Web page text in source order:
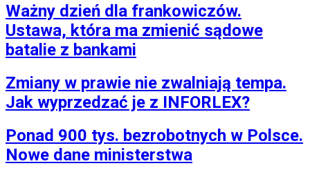
Ważny dzień dla frankowiczów.
Ustawa, która ma zmienić sądowe
batalie z bankami
Zmiany w prawie nie zwalniają tempa.
Jak wyprzedzać je z INFORLEX?
Ponad 900 tys. bezrobotnych w Polsce.
Nowe dane ministerstwa